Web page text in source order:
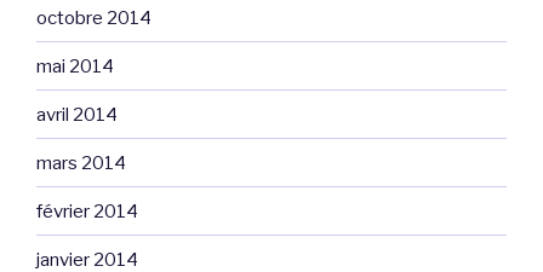
octobre 2014
mai 2014
avril 2014
mars 2014
février 2014
janvier 2014